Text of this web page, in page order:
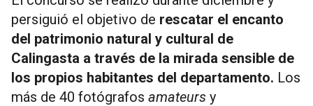
persiguió el objetivo de rescatar el encanto
del patrimonio natural y cultural de
Calingasta a través de la mirada sensible de
los propios habitantes del departamento. Los
más de 40 fotógrafos amateurs y